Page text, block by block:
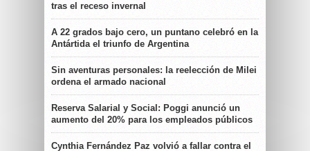
tras el receso invernal
A 22 grados bajo cero, un puntano celebró en la
Antártida el triunfo de Argentina
Sin aventuras personales: la reelección de Milei
ordena el armado nacional
Reserva Salarial y Social: Poggi anunció un
aumento del 20% para los empleados públicos
Cynthia Fernández Paz volvió a fallar contra el